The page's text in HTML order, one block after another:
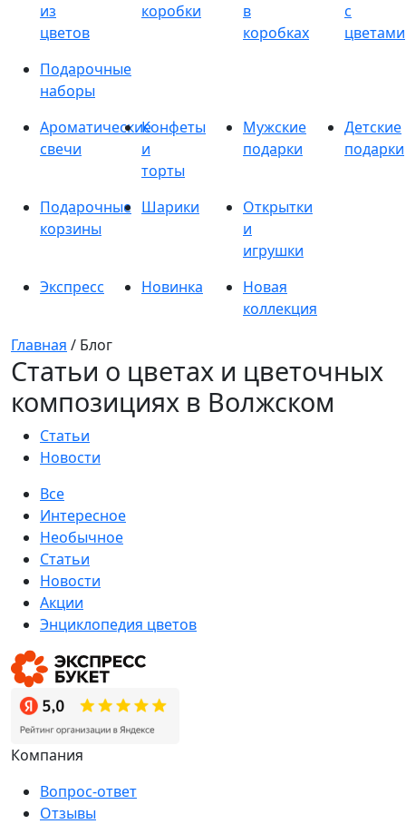
из
цветов
коробки
в
коробках
с
цветами
Подарочные
наборы
Ароматические
свечи
Конфеты
и
торты
Мужские
подарки
Детские
подарки
Подарочные
корзины
Шарики
Открытки
и
игрушки
Экспресс
Новинка
Новая
коллекция
Главная / Блог
Статьи о цветах и цветочных
композициях в Волжском
Статьи
Новости
Все
Интересное
Необычное
Статьи
Новости
Акции
Энциклопедия цветов
Компания
Вопрос-ответ
Отзывы